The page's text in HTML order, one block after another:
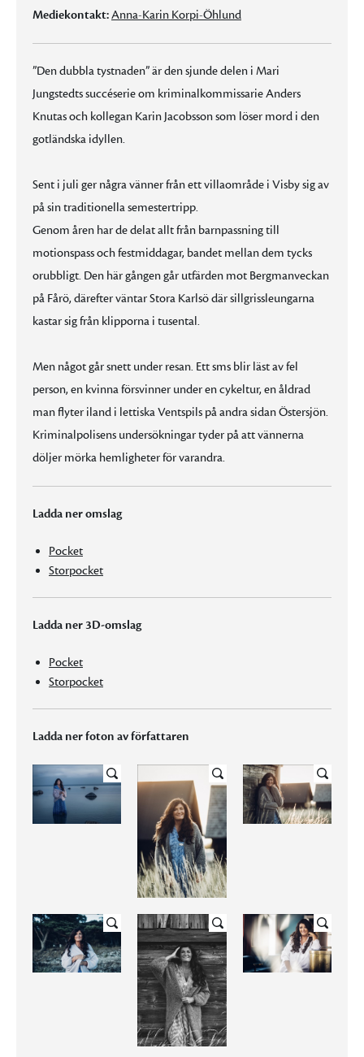
Mediekontakt:Anna-Karin Korpi-Öhlund
”Den dubbla tystnaden” är den sjunde delen i Mari
Jungstedts succéserie om kriminalkommissarie Anders
Knutas och kollegan Karin Jacobsson som löser mord i den
gotländska idyllen.
Sent i juli ger några vänner från ett villaområde i Visby sig av
på sin traditionella semestertripp.
Genom åren har de delat allt från barnpassning till
motionspass och festmiddagar, bandet mellan dem tycks
orubbligt. Den här gången går utfärden mot Bergmanveckan
på Fårö, därefter väntar Stora Karlsö där sillgrissleungarna
kastar sig från klipporna i tusental.
Men något går snett under resan. Ett sms blir läst av fel
person, en kvinna försvinner under en cykeltur, en åldrad
man flyter iland i lettiska Ventspils på andra sidan Östersjön.
Kriminalpolisens undersökningar tyder på att vännerna
döljer mörka hemligheter för varandra.
Ladda ner omslag
Pocket
Storpocket
Ladda ner 3D-omslag
Pocket
Storpocket
Ladda ner foton av författaren